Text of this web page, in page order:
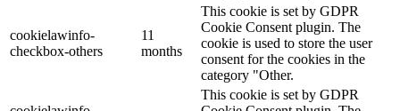
cookielawinfo-
checkbox-others
11
months
This cookie is set by GDPR
Cookie Consent plugin. The
cookie is used to store the user
consent for the cookies in the
category "Other.
This cookie is set by GDPR